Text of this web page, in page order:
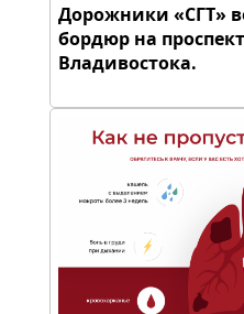
Дорожники «СГТ»
бордюр на
Владивостока.